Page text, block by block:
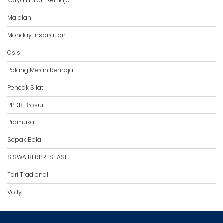
Majalah
Monday Inspiration
Osis
Palang Merah Remaja
Pencak SIlat
PPDB Brosur
Pramuka
Sepak Bola
SISWA BERPRESTASI
Tari Tradional
Volly